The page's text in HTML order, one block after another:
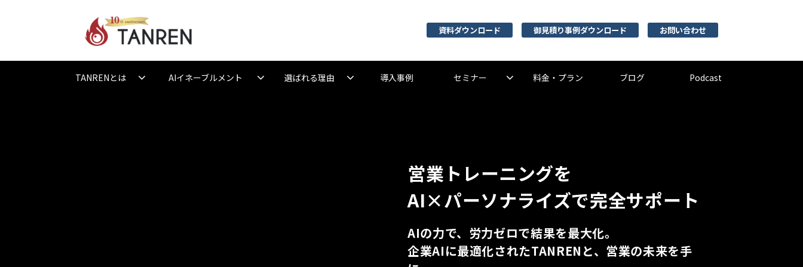
資料ダウンロード 御見積り事例ダウンロード お問い合わせ
TANRENとは AIイネーブルメント 選ばれる理由 導入事例 セミナー 料金・プラン ブログ Podcast
営業トレーニングを
AI×パーソナライズで完全サポート
AIの力で、労力ゼロで結果を最大化。
企業AIに最適化されたTANRENと、営業の未来を手